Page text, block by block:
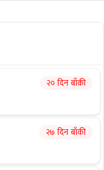
२० दिन बाँकी
२७ दिन बाँकी